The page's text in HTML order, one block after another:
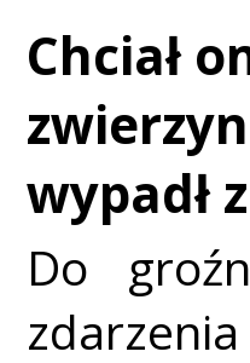
Chciał
wypadł
Do